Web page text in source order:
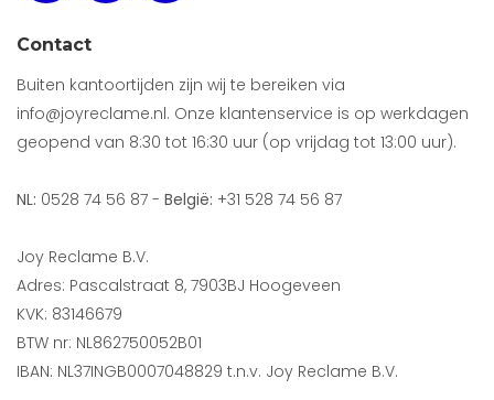
Contact
Buiten kantoortijden zijn wij te bereiken via
info@joyreclame.nl. Onze klantenservice is op werkdagen
geopend van 8:30 tot 16:30 uur (op vrijdag tot 13:00 uur).
NL: 0528 74 56 87 - België: +31 528 74 56 87
Joy Reclame B.V.
Adres: Pascalstraat 8, 7903BJ Hoogeveen
KVK: 83146679
BTW nr: NL862750052B01
IBAN: NL37INGB0007048829 t.n.v. Joy Reclame B.V.